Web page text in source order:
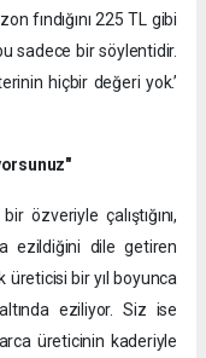
fındığını 225 TL gibi
sadece bir söylentidir.
hiçbir değeri yok.’
özveriyle çalıştığını,
ezildiğini dile getiren
üreticisi bir yıl boyunca
eziliyor. Siz ise
üreticinin kaderiyle